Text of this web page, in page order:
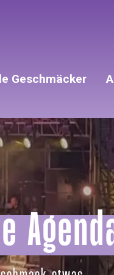
Geschmäcker